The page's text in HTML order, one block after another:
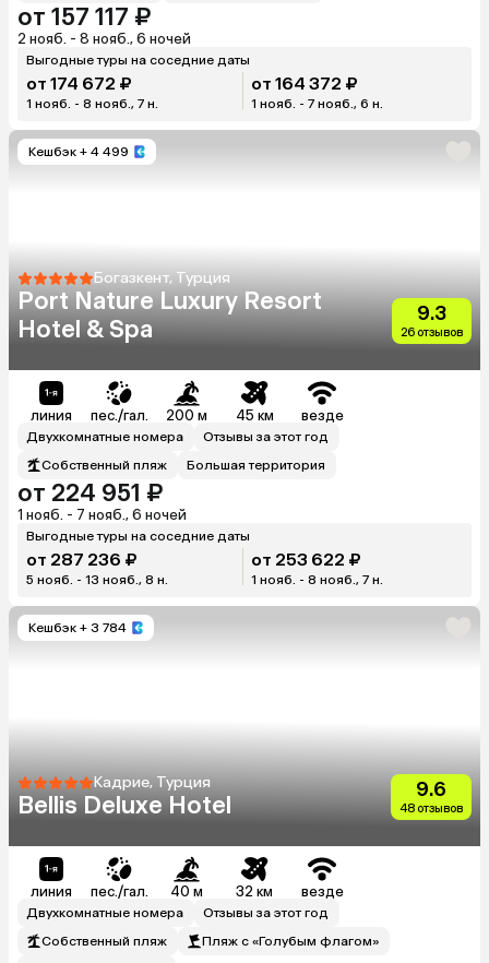
от 157 117 ₽
2 нояб. - 8 нояб., 6 ночей
Выгодные туры на соседние даты
от 174 672 ₽
1 нояб. - 8 нояб., 7 н.
от 164 372 ₽
1 нояб. - 7 нояб., 6 н.
Кешбэк + 4 499
Богазкент, Турция
Port Nature Luxury Resort
Hotel & Spa
9.3
26 отзывов
линия пес./гал. 200 м 45 км везде
Двухкомнатные номера
Отзывы за этот год
Собственный пляж
Большая территория
от 224 951 ₽
1 нояб. - 7 нояб., 6 ночей
Выгодные туры на соседние даты
от 287 236 ₽
5 нояб. - 13 нояб., 8 н.
от 253 622 ₽
1 нояб. - 8 нояб., 7 н.
Кешбэк + 3 784
Кадрие, Турция
Bellis Deluxe Hotel
9.6
48 отзывов
линия пес./гал. 40 м 32 км везде
Двухкомнатные номера
Отзывы за этот год
Собственный пляж
Пляж с «Голубым флагом»